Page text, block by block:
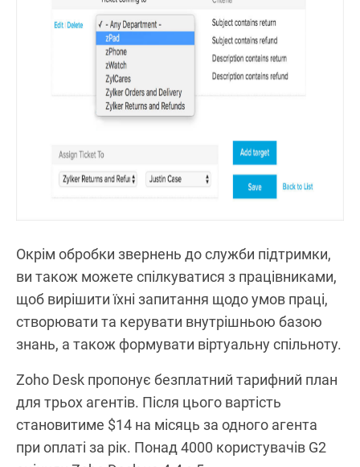
Окрім обробки звернень до служби підтримки,
ви також можете спілкуватися з працівниками,
щоб вирішити їхні запитання щодо умов праці,
створювати та керувати внутрішньою базою
знань, а також формувати віртуальну спільноту.
Zoho Desk пропонує безплатний тарифний план
для трьох агентів. Після цього вартість
становитиме $14 на місяць за одного агента
при оплаті за рік. Понад 4000 користувачів G2